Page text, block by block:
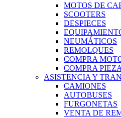
MOTOS DE
SCOOTERS
DESPIECES
NEUMÁTICOS
REMOLQUES
COMPRA
COMPRA
ASISTENCIA Y
CAMIONES
AUTOBUSES
FURGONETAS
VENTA DE